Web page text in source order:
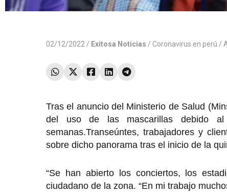
02/12/2022 / Exitosa Noticias / Coronavirus en perú /
Tras el anuncio del Ministerio de Salud
del uso de las mascarillas debido
semanas.Transeúntes, trabajadores y
sobre dicho panorama tras el inicio de la
“Se han abierto los conciertos, los
ciudadano de la zona. “En mi trabajo